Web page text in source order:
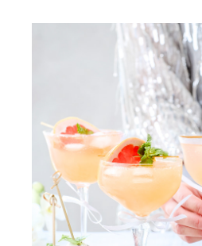
ELLE MAT & VIN
2025